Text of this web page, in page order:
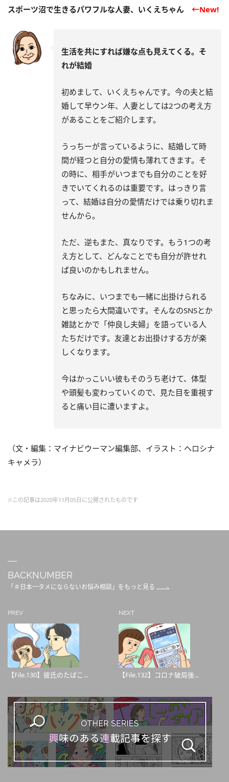
スポーツ沼で生きるパワフルな人妻、いくえちゃん ←New!
生活を共にすれば嫌な点も見えてくる。そ
れが結婚
初めまして、いくえちゃんです。今の夫と結
婚して早ウン年、人妻としては2つの考え方
があることをご紹介します。
うっちーが言っているように、結婚して時
間が経つと自分の愛情も薄れてきます。そ
の時に、相手がいつまでも自分のことを好
きでいてくれるのは重要です。はっきり言
って、結婚は自分の愛情だけでは乗り切れま
せんから。
ただ、逆もまた、真なりです。もう1つの考
え方として、どんなことでも自分が許せれ
ば良いのかもしれません。
ちなみに、いつまでも一緒に出掛けられる
と思ったら大間違いです。そんなのSNSとか
雑誌とかで「仲良し夫婦」を語っている人
たちだけです。友達とお出掛けする方が楽
しくなります。
今はかっこいい彼もそのうち老けて、体型
や頭髪も変わっていくので、見た目を重視す
ると痛い目に遭いますよ。
（文・編集：マイナビウーマン編集部、イラスト：ヘロシナ
キャメラ）
※この記事は2020年11月05日に公開されたものです
BACKNUMBER
「＃日本一タメにならないお悩み相談」をもっと見る
PREV
【File.130】彼氏のたばこ...
NEXT
【File.132】コロナ破局後...